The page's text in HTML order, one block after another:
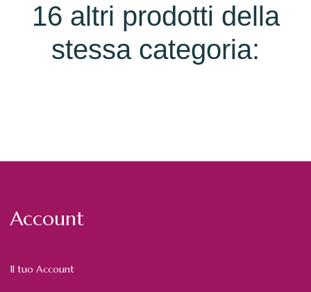
16 altri prodotti della
stessa categoria:
Account
Il tuo Account